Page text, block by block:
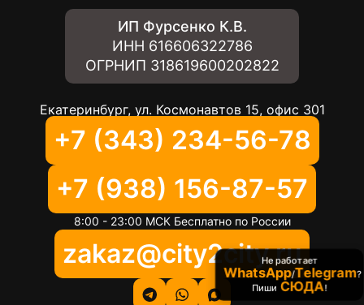
ИП Фурсенко К.В.
ИНН 616606322786
ОГРНИП 318619600202822
Екатеринбург, ул. Космонавтов 15, офис 301
+7 (343) 234-56-78
+7 (938) 156-87-57
8:00 - 23:00 МСК Бесплатно по России
zakaz@city2city.ru
Не работает
WhatsApp/Telegram?
Пиши СЮДА!